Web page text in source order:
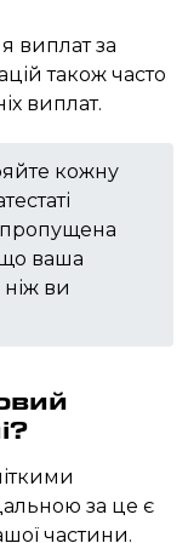
виплат за
також часто
виплат.
кожну
ваша
ви
за це є
частини.